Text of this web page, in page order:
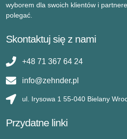
wyborem dla swoich klientów i
polegać.
Skontaktuj się z nami
+48 71 367 64 24
info@zehnder.pl
ul. Irysowa 1 55-040 Bielany
Przydatne linki